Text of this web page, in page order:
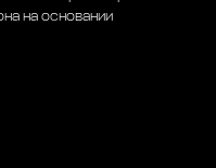
на основании